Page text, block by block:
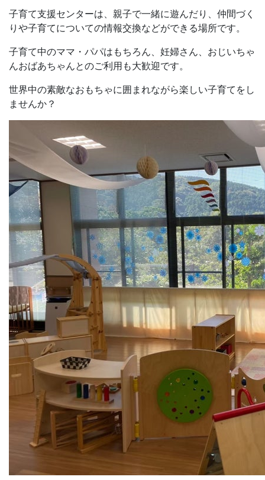
子育て支援センターは、親子で一緒に遊んだり、仲間づく
りや子育てについての情報交換などができる場所です。
子育て中のママ・パパはもちろん、妊婦さん、おじいちゃ
んおばあちゃんとのご利用も大歓迎です。
世界中の素敵なおもちゃに囲まれながら楽しい子育てをし
ませんか？